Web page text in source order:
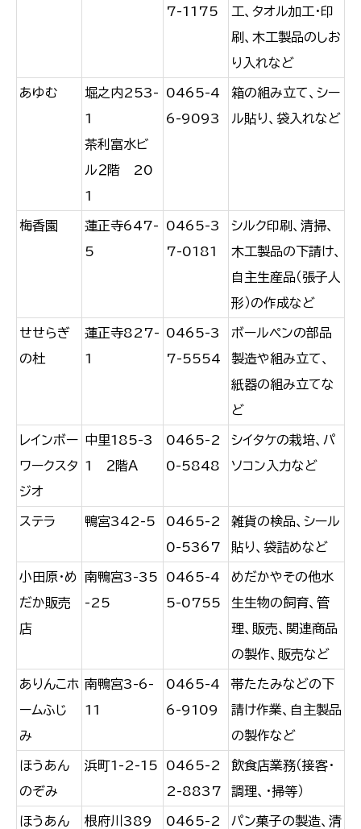
7-1175
工、タオル加工・印
刷、木工製品のしお
り入れなど
あゆむ
堀之内253-
1
茶利富水ビ
ル２階 20
1
0465-4
6-9093
箱の組み立て、シー
ル貼り、袋入れなど
梅香園
蓮正寺647-
5
0465-3
7-0181
シルク印刷、清掃、
木工製品の下請け、
自主生産品（張子人
形）の作成など
せせらぎ
の杜
蓮正寺827-
1
0465-3
7-5554
ボールペンの部品
製造や組み立て、
紙器の組み立てな
ど
レインボー
ワークスタ
ジオ
中里185-3
1 ２階Ａ
0465-2
0-5848
シイタケの栽培、パ
ソコン入力など
ステラ 鴨宮342-5
0465-2
0-5367
雑貨の検品、シール
貼り、袋詰めなど
小田原・め
だか販売
店
南鴨宮3-35
-25
0465-4
5-0755
めだかやその他水
生生物の飼育、管
理、販売、関連商品
の製作、販売など
ありんこホ
ームふじ
み
南鴨宮3-6-
11
0465-4
6-9109
帯たたみなどの下
請け作業、自主製品
の製作など
ほうあん
のぞみ
浜町1-2-15
0465-2
2-8837
飲食店業務（接客・
調理、・掃等）
ほうあん
根府川389
0465-2
パン菓子の製造、清